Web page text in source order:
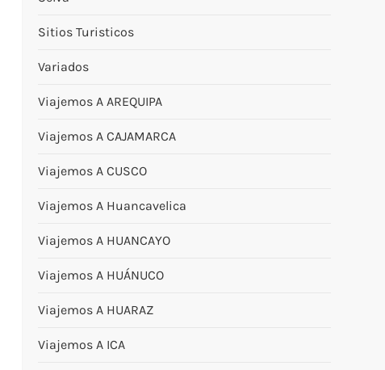
Sitios Turisticos
Variados
Viajemos A AREQUIPA
Viajemos A CAJAMARCA
Viajemos A CUSCO
Viajemos A Huancavelica
Viajemos A HUANCAYO
Viajemos A HUÁNUCO
Viajemos A HUARAZ
Viajemos A ICA